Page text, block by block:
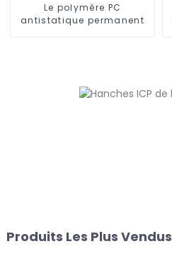
Le polymère PC
antistatique permanent
Produits Les Plus Vendus